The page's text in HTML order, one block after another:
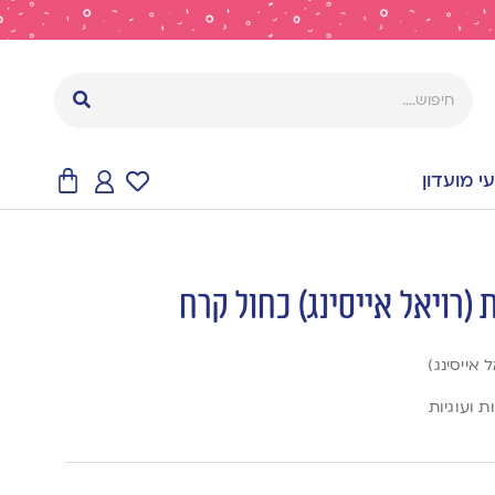
מועדון
אייסינג) כחול קרח
אייסינג)
ועוגיות